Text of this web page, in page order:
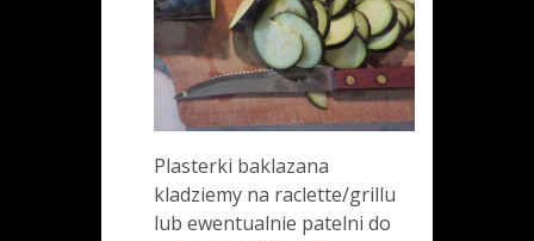
Plasterki baklazana
kladziemy na raclette/grillu
lub ewentualnie patelni do